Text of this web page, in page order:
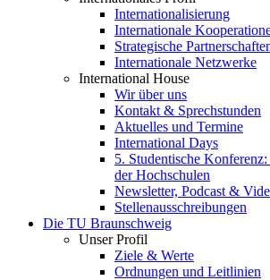
Internationalisierung
Internationale
Strategische
Internationale Netzwerke
International House
Wir über uns
Kontakt & Sprechstunden
Aktuelles und Termine
International Days
5. Studentische
der Hochschulen
Newsletter, Podcast &
Stellenausschreibungen
Die TU Braunschweig
Unser Profil
Ziele & Werte
Ordnungen und Leitlinien